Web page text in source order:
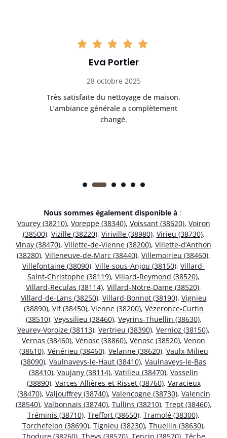
Eva Portier
28 octobre 2025
Très satisfaite du nettoyage de maison.
L’ambiance générale a complètement
changé.
Nous sommes également disponible à :
Vourey (38210), Voreppe (38340), Voissant (38620), Voiron
(38500), Vizille (38220), Viriville (38980), Virieu (38730),
Vinay (38470), Villette-de-Vienne (38200), Villette-d’Anthon
(38280), Villeneuve-de-Marc (38440), Villemoirieu (38460),
Villefontaine (38090), Ville-sous-Anjou (38150), Villard-
Saint-Christophe (38119), Villard-Reymond (38520),
Villard-Reculas (38114), Villard-Notre-Dame (38520),
Villard-de-Lans (38250), Villard-Bonnot (38190), Vignieu
(38890), Vif (38450), Vienne (38200), Vézeronce-Curtin
(38510), Veyssilieu (38460), Veyrins-Thuellin (38630),
Veurey-Voroize (38113), Vertrieu (38390), Vernioz (38150),
Vernas (38460), Vénosc (38860), Vénosc (38520), Venon
(38610), Vénérieu (38460), Velanne (38620), Vaulx-Milieu
(38090), Vaulnaveys-le-Haut (38410), Vaulnaveys-le-Bas
(38410), Vaujany (38114), Vatilieu (38470), Vasselin
(38890), Varces-Allières-et-Risset (38760), Varacieux
(38470), Valjouffrey (38740), Valencogne (38730), Valencin
(38540), Valbonnais (38740), Tullins (38210), Trept (38460),
Tréminis (38710), Treffort (38650), Tramolé (38300),
Torchefelon (38690), Tignieu (38230), Thuellin (38630),